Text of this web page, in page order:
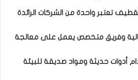
تعتبر واحدة من الشركات الرائدة
وفريق متخصص يعمل على معالجة
أدوات حديثة ومواد صديقة للبيئة